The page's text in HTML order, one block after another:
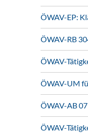
ÖWAV-EP:
ÖWAV-RB
ÖWAV-
ÖWAV-UM
ÖWAV-AB
ÖWAV-